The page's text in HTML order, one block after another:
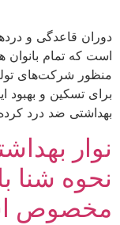
دوران قاعدگی و
است که تمام بانوان
منظور شرکت‌های
برای تسکین و بهبود
بهداشتی ضد درد
نوار
نحوه شنا
مخصوص